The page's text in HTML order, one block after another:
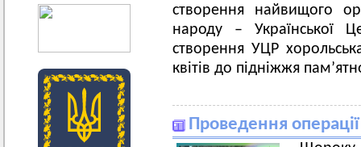
створення найвищого
народу – Української
створення УЦР
квітів до підніжжя
Проведення